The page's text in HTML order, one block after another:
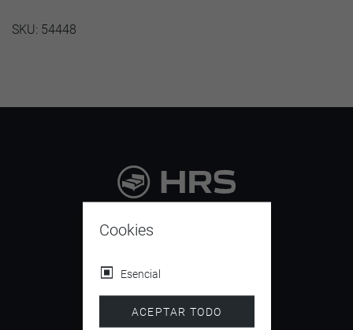
SKU: 54448
4.5
Cookies
Esencial
ACEPTAR TODO